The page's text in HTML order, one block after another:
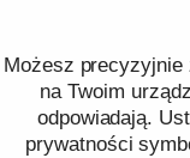
Możesz
na Twoim
odpowiadają.
prywatności
i
dobór